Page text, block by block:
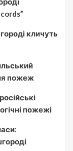
кличуть
пожеж
пожежі